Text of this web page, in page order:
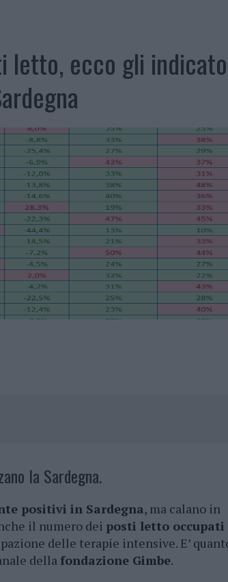
ACCOGLIENZA MINORI, ALBIERI: “EPISODI GRAVISSIMI”
letto, ecco gli
la Sardegna.
positivi in Sardegna, ma calano in
il numero dei posti letto occupati
delle terapie intensive. E’
della fondazione Gimbe.